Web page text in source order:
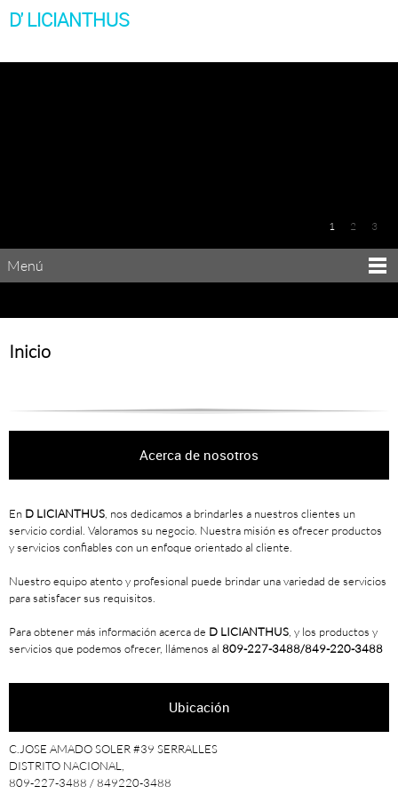
D' LICIANTHUS
1 2 3
Menú
Inicio
Acerca de nosotros
En D LICIANTHUS , nos dedicamos a brindarles a nuestros clientes un
servicio cordial. Valoramos su negocio. Nuestra misión es ofrecer productos
y servicios confiables con un enfoque orientado al cliente.
Nuestro equipo atento y profesional puede brindar una variedad de servicios
para satisfacer sus requisitos.
Para obtener más información acerca de D LICIANTHUS , y los productos y
servicios que podemos ofrecer, llámenos al 809-227-3488/849-220-3488
Ubicación
C.JOSE AMADO SOLER #39 SERRALLES
DISTRITO NACIONAL,
809-227-3488 / 849220-3488